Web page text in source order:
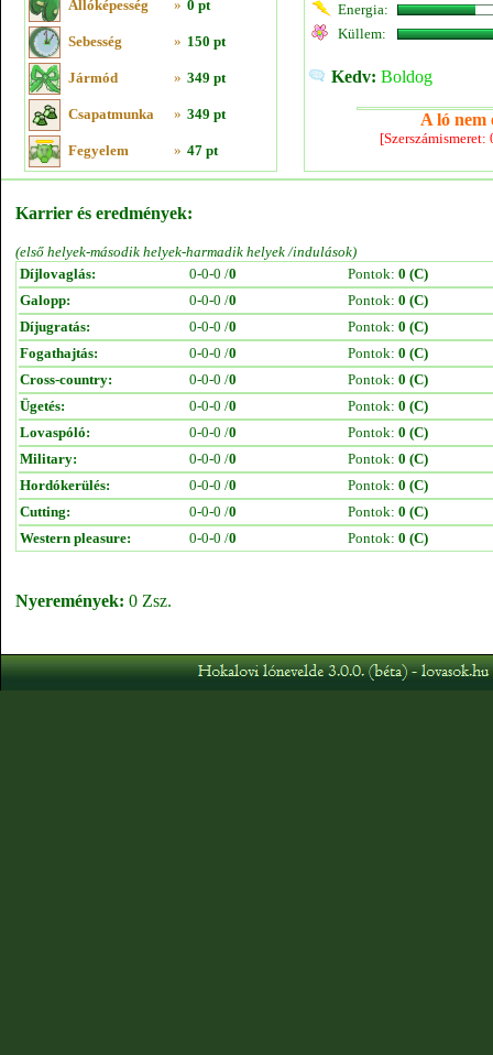
Állóképesség » 0 pt
Sebesség » 150 pt
Jármód » 349 pt
Csapatmunka » 349 pt
Fegyelem » 47 pt
Energia:
Küllem:
Kedv: Boldog
A ló nem
Karrier és eredmények:
(első helyek-második helyek-harmadik helyek /indulások)
Díjlovaglás:
0-0-0 /0 Pontok: 0 (C)
Galopp:
0-0-0 /0 Pontok: 0 (C)
Díjugratás:
0-0-0 /0 Pontok: 0 (C)
Fogathajtás:
0-0-0 /0 Pontok: 0 (C)
Cross-country:
0-0-0 /0 Pontok: 0 (C)
Ügetés:
0-0-0 /0 Pontok: 0 (C)
Lovaspóló:
0-0-0 /0 Pontok: 0 (C)
Military:
0-0-0 /0 Pontok: 0 (C)
Hordókerülés:
0-0-0 /0 Pontok: 0 (C)
Cutting:
0-0-0 /0 Pontok: 0 (C)
Western pleasure:
0-0-0 /0 Pontok: 0 (C)
Nyeremények: 0 Zsz.